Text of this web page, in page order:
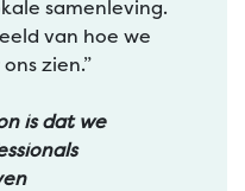
samenleving.
van hoe we
zien.”
is dat we